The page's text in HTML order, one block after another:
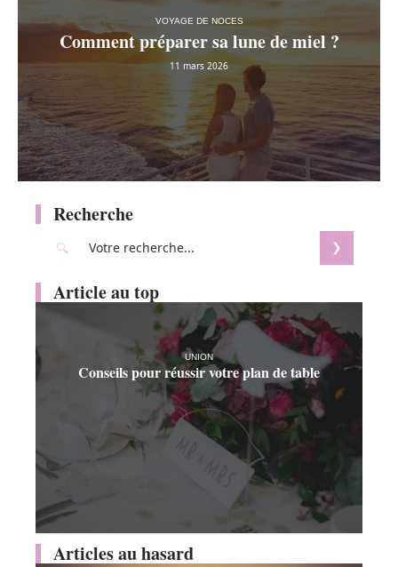
VOYAGE DE NOCES
Comment préparer sa lune de miel ?
11 mars 2026
Recherche
Article au top
UNION
Conseils pour réussir votre plan de table
Articles au hasard